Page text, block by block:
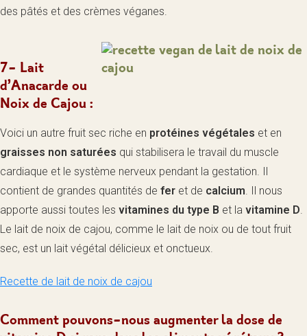
des pâtés et des crèmes véganes.
7- Lait
d’Anacarde ou
Noix de Cajou :
Voici un autre fruit sec riche en protéines végétales et en
graisses non saturées qui stabilisera le travail du muscle
cardiaque et le système nerveux pendant la gestation. Il
contient de grandes quantités de fer et de calcium. Il nous
apporte aussi toutes les vitamines du type B et la vitamine D.
Le lait de noix de cajou, comme le lait de noix ou de tout fruit
sec, est un lait végétal délicieux et onctueux.
Recette de lait de noix de cajou
Comment pouvons-nous augmenter la dose de